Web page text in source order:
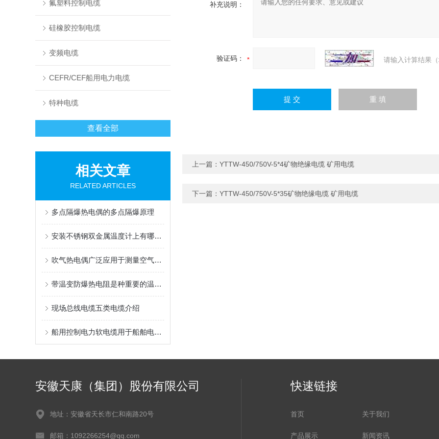
氟塑料控制电缆
硅橡胶控制电缆
变频电缆
CEFR/CEF船用电力电缆
特种电缆
查看全部
相关文章
RELATED ARTICLES
多点隔爆热电偶的多点隔爆原理
安装不锈钢双金属温度计上有哪些要求
吹气热电偶广泛应用于测量空气流速和温度的各个领域
带温变防爆热电阻是种重要的温度测量工具
现场总线电缆五类电缆介绍
船用控制电力软电缆用于船舶电力控制系统
补充说明：
验证码： 请输入计算结果
上一篇： YTTW-450/750V-5*4矿物绝缘电缆 矿用电缆
下一篇： YTTW-450/750V-5*35矿物绝缘电缆 矿用电缆
安徽天康（集团）股份有限公司
地址：安徽省天长市仁和南路20号
邮箱：1092266254@qq.com
快速链接
首页 关于我们
产品展示 新闻资讯